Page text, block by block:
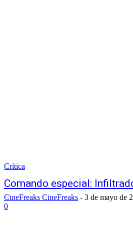
Crítica
Comando especial:
CineFreaks CineFreaks - 3 de mayo de
0